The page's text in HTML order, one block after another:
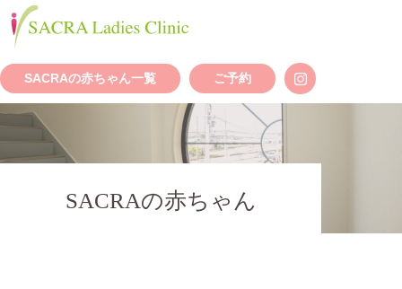
SACRAの赤ちゃん一覧 ご予約
SACRAの赤ちゃん